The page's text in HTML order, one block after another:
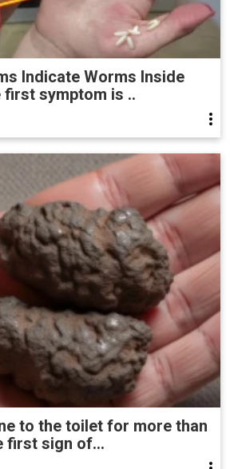
Indicate Worms Inside
first symptom is ..
to the toilet for more than
first sign of...